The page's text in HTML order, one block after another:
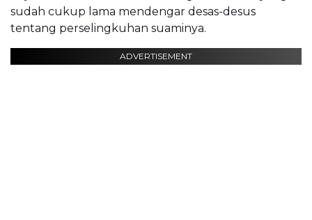
sudah cukup lama mendengar desas-desus
tentang perselingkuhan suaminya.
ADVERTISEMENT